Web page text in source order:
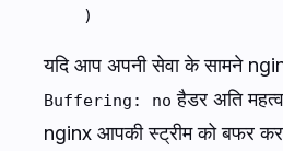
    )
यदि आप अपनी सेवा के सामने
Buffering: no हैडर अति
nginx आपकी स्ट्रीम को बफर